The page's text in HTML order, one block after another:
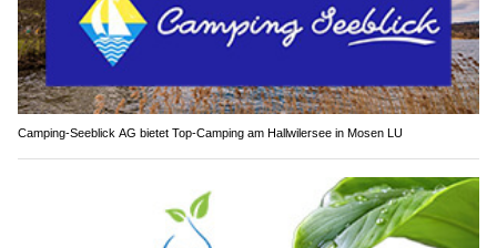
Camping-Seeblick AG bietet Top-Camping am Hallwilersee in Mosen LU